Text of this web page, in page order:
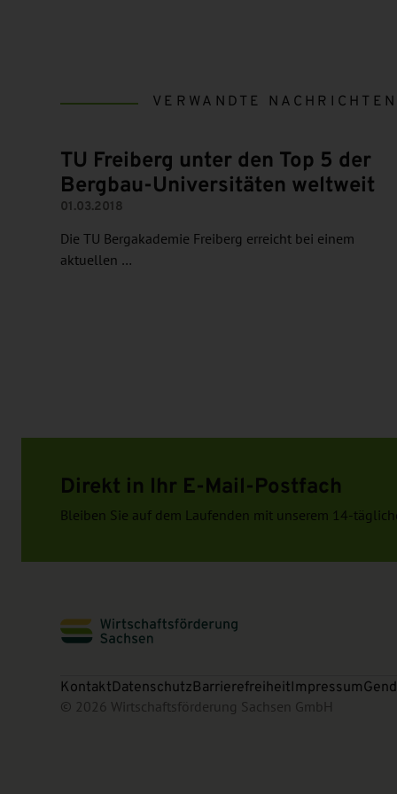
VERWANDTE NACHRICHTEN
TU Freiberg unter den Top 5 der
Bergbau-Universitäten weltweit
01.03.2018
Die TU Bergakademie Freiberg erreicht bei einem
aktuellen …
Direkt in Ihr E-Mail-Postfach
Bleiben Sie auf dem Laufenden mit unserem 14-
KontaktDatenschutzBarrierefreiheitImpressum
© 2026 Wirtschaftsförderung Sachsen GmbH